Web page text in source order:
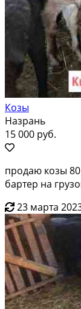
Козы
Назрань
15 000 руб.
продаю козы
бартер на
23 марта